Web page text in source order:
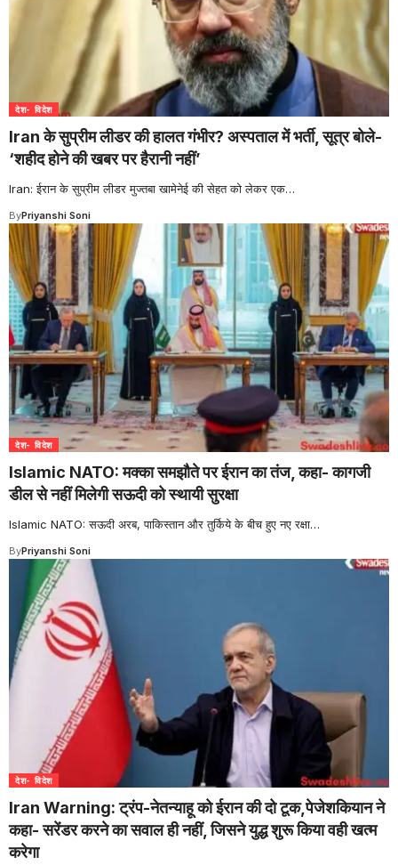
देश- विदेश
Iran के सुप्रीम लीडर की हालत गंभीर? अस्पताल में भर्ती, सूत्र बोले-
‘शहीद होने की खबर पर हैरानी नहीं’
Iran: ईरान के सुप्रीम लीडर मुज्तबा खामेनेई की सेहत को लेकर एक…
ByPriyanshi Soni
देश- विदेश
Islamic NATO: मक्का समझौते पर ईरान का तंज, कहा- कागजी
डील से नहीं मिलेगी सऊदी को स्थायी सुरक्षा
Islamic NATO: सऊदी अरब, पाकिस्तान और तुर्किये के बीच हुए नए रक्षा…
ByPriyanshi Soni
देश- विदेश
Iran Warning: ट्रंप-नेतन्याहू को ईरान की दो टूक,पेजेशकियान ने
कहा- सरेंडर करने का सवाल ही नहीं, जिसने युद्ध शुरू किया वही खत्म
करेगा